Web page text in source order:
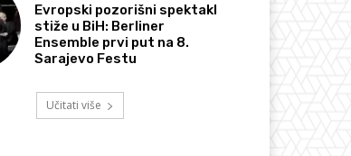
Evropski pozorišni spektakl
stiže u BiH: Berliner
Ensemble prvi put na 8.
Sarajevo Festu
Učitati više